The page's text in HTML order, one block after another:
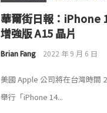
華爾街日報：iPhone
增強版 A15 晶片
Brian Fang 2022 年 9 月 6 日
美國 Apple 公司將在台灣時間
舉行「iPhone 14...